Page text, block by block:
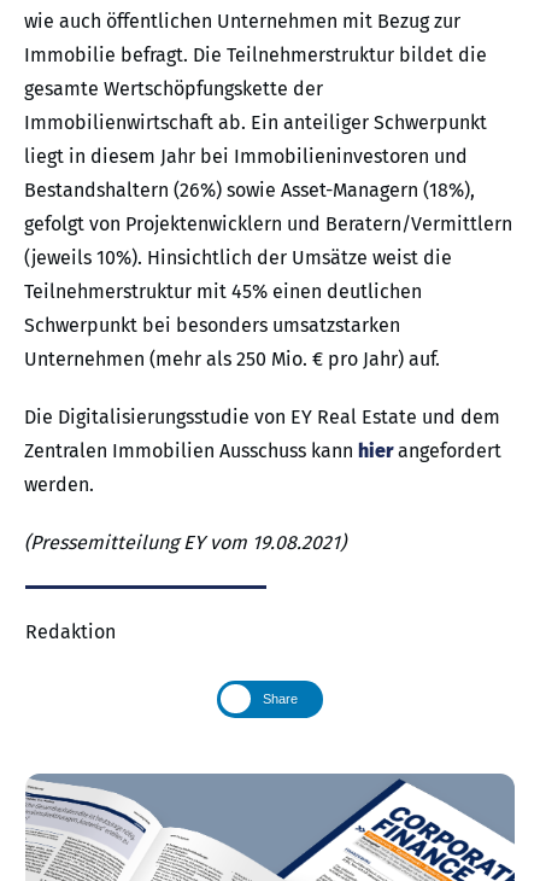
wie auch öffentlichen Unternehmen mit Bezug zur
Immobilie befragt. Die Teilnehmerstruktur bildet die
gesamte Wertschöpfungskette der
Immobilienwirtschaft ab. Ein anteiliger Schwerpunkt
liegt in diesem Jahr bei Immobilieninvestoren und
Bestandshaltern (26%) sowie Asset-Managern (18%),
gefolgt von Projektenwicklern und Beratern/Vermittlern
(jeweils 10%). Hinsichtlich der Umsätze weist die
Teilnehmerstruktur mit 45% einen deutlichen
Schwerpunkt bei besonders umsatzstarken
Unternehmen (mehr als 250 Mio. € pro Jahr) auf.
Die Digitalisierungsstudie von EY Real Estate und dem
Zentralen Immobilien Ausschuss kann hierangefordert
werden.
(Pressemitteilung EY vom 19.08.2021)
Redaktion
Share